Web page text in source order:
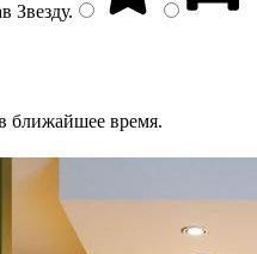
Звезду.
ближайшее время.